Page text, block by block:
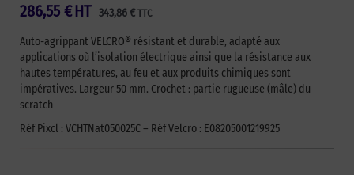
286,55 € 343,86€ TTC
HT
Auto-agrippant VELCRO® résistant et durable, adapté aux
applications où l’isolation électrique ainsi que la résistance aux
hautes températures, au feu et aux produits chimiques sont
impératives. Largeur 50 mm. Crochet : partie rugueuse (mâle) du
scratch
Réf Pixcl : VCHTNat050025C – Réf Velcro : E08205001219925